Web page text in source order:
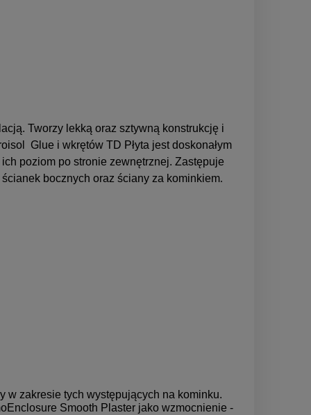
Tworzy lekką oraz sztywną konstrukcję i
Glue i wkrętów TD Płyta jest doskonałym
poziom po stronie zewnętrznej. Zastępuje
bocznych oraz ściany za kominkiem.
w zakresie tych występujących na kominku.
Smooth Plaster jako wzmocnienie -